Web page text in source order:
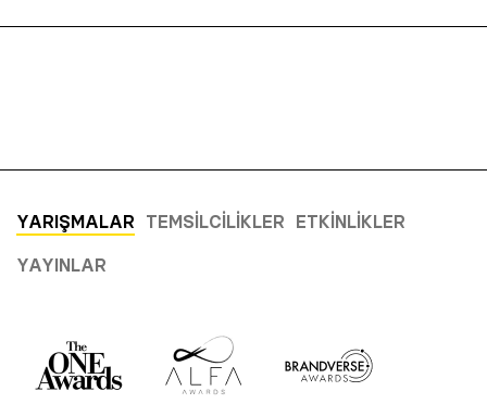
YARIŞMALAR TEMSILCILIKLER ETKINLIKLER
YAYINLAR